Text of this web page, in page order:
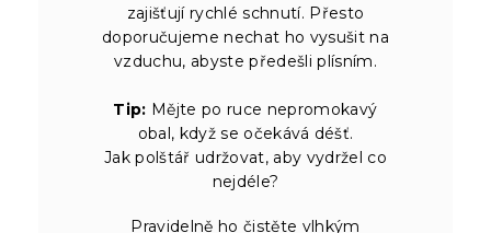
zajišťují rychlé schnutí. Přesto
doporučujeme nechat ho vysušit na
vzduchu, abyste předešli plísním.
Tip: Mějte po ruce nepromokavý
obal, když se očekává déšť.
Jak polštář udržovat, aby vydržel co
nejdéle?
Pravidelně ho čistěte vlhkým